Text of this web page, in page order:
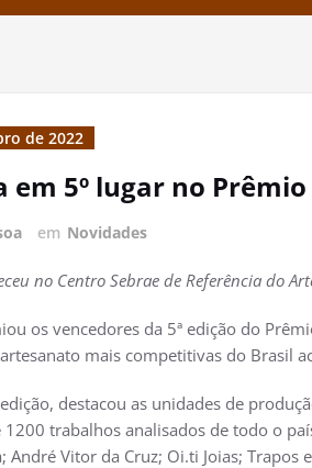
de 2022
em 5º lugar no
em Novidades
no Centro Sebrae de Referência do
os vencedores da 5ª edição do
mais competitivas do Brasil
destacou as unidades de
1200 trabalhos analisados de todo o
André Vitor da Cruz; Oi.ti Joias; Trapos